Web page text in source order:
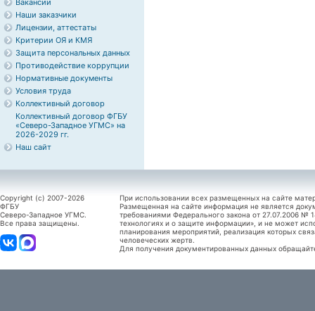
Вакансии
Наши заказчики
Лицензии, аттестаты
Критерии ОЯ и КМЯ
Защита персональных данных
Противодействие коррупции
Нормативные документы
Условия труда
Коллективный договор
Коллективный договор ФГБУ
«Северо-Западное УГМС» на
2026-2029 гг.
Наш сайт
Copyright (c) 2007-2026
ФГБУ
Северо-Западное УГМС.
Все права защищены.
При использовании всех размещенных на сайте
Размещенная на сайте информация не является
требованиями Федерального закона от 27.07.2006
технологиях и о защите информации», и не может
планирования мероприятий, реализация которых
человеческих жертв.
Для получения документированных данных